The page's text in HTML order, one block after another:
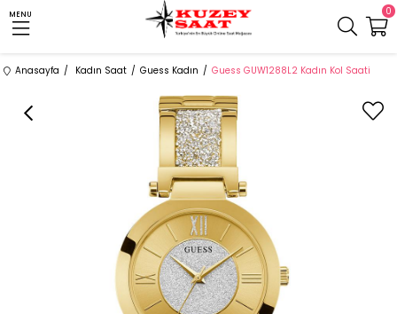
MENU 0
Anasayfa Kadın Saat Guess Kadın Guess GUW1288L2 Kadın Kol Saati